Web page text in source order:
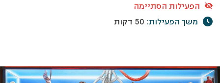
הפעילות הסתיימה
משך הפעילות: 50 דקות